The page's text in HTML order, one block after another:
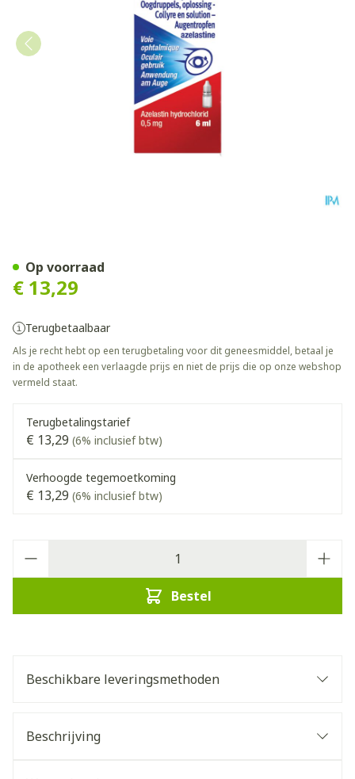
€ 13,29
Terugbetaalbaar
Als je recht hebt op een terugbetaling voor dit geneesmiddel, betaal je
in de apotheek een verlaagde prijs en niet de prijs die op onze webshop
vermeld staat.
Terugbetalingstarief
€ 13,29 (6% inclusief btw)
Verhoogde tegemoetkoming
€ 13,29 (6% inclusief btw)
Bestel
Op voorraad
Beschikbare leveringsmethoden
Beschrijving